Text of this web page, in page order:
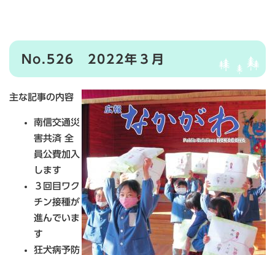
No.526 2022年３月
主な記事の内容
南信交通災
害共済 全
員公費加入
します
３回目ワク
チン接種が
進んでいま
す
狂犬病予防